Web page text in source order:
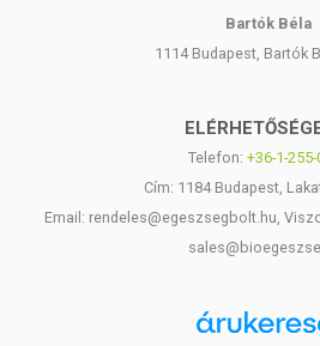
Bartók Béla
1114 Budapest, Bartók
Telefon: +36-1-
Cím: 1184 Budapest,
Email: rendeles@egeszsegbolt.hu,